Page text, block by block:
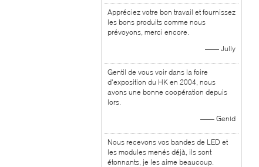
Appréciez votre bon travail et fournissez
les bons produits comme nous
prévoyons, merci encore.
—— Jully
Gentil de vous voir dans la foire
d'exposition du HK en 2004, nous
avons une bonne coopération depuis
lors.
—— Genid
Nous recevons vos bandes de LED et
les modules menés déjà, ils sont
étonnants, je les aime beaucoup.